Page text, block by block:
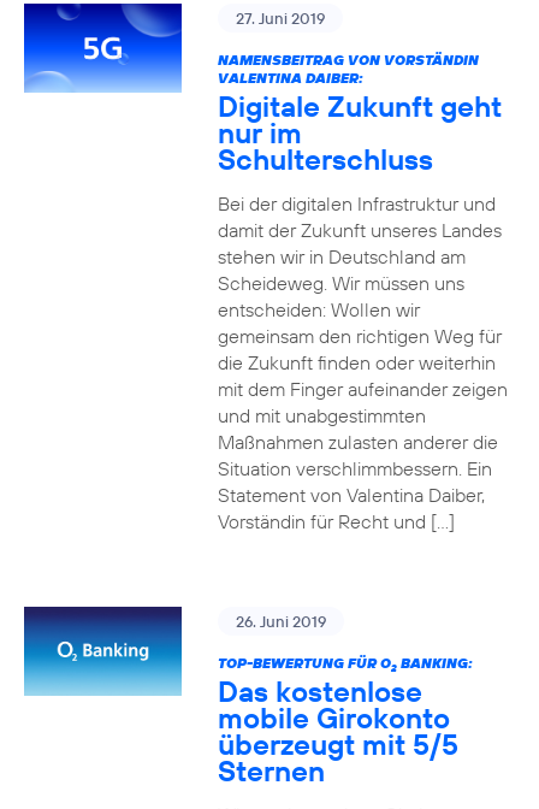
27. Juni 2019
NAMENSBEITRAG VON VORSTÄNDIN
VALENTINA DAIBER:
Digitale Zukunft geht
nur im
Schulterschluss
Bei der digitalen Infrastruktur und
damit der Zukunft unseres Landes
stehen wir in Deutschland am
Scheideweg. Wir müssen uns
entscheiden: Wollen wir
gemeinsam den richtigen Weg für
die Zukunft finden oder weiterhin
mit dem Finger aufeinander zeigen
und mit unabgestimmten
Maßnahmen zulasten anderer die
Situation verschlimmbessern. Ein
Statement von Valentina Daiber,
Vorständin für Recht und […]
26. Juni 2019
TOP-BEWERTUNG FÜR O2BANKING:
Das kostenlose
mobile Girokonto
überzeugt mit 5/5
Sternen